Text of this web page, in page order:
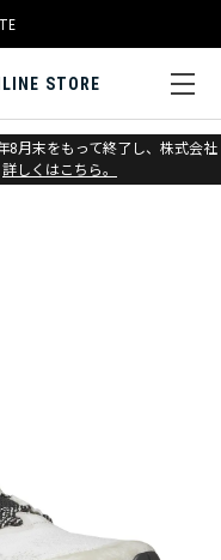
STORE
8月末をもって終了し、株式会社
詳しくはこちら。